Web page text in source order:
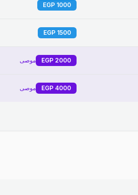
1000
1500
2000 موصى
4000 موصى